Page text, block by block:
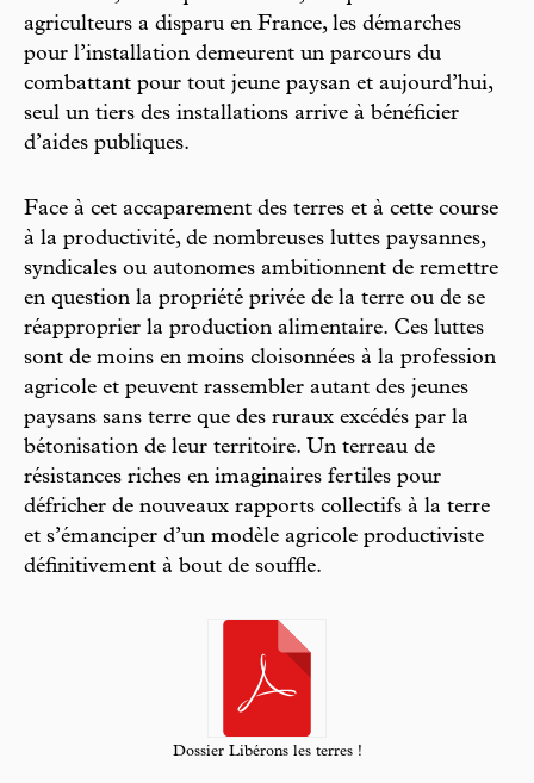
agriculteurs a disparu en France, les démarches
pour l’installation demeurent un parcours du
combattant pour tout jeune paysan et aujourd’hui,
seul un tiers des installations arrive à bénéficier
d’aides publiques.
Face à cet accaparement des terres et à cette course
à la productivité, de nombreuses luttes paysannes,
syndicales ou autonomes ambitionnent de remettre
en question la propriété privée de la terre ou de se
réapproprier la production alimentaire. Ces luttes
sont de moins en moins cloisonnées à la profession
agricole et peuvent rassembler autant des jeunes
paysans sans terre que des ruraux excédés par la
bétonisation de leur territoire. Un terreau de
résistances riches en imaginaires fertiles pour
défricher de nouveaux rapports collectifs à la terre
et s’émanciper d’un modèle agricole productiviste
définitivement à bout de souffle.
Dossier Libérons les terres !